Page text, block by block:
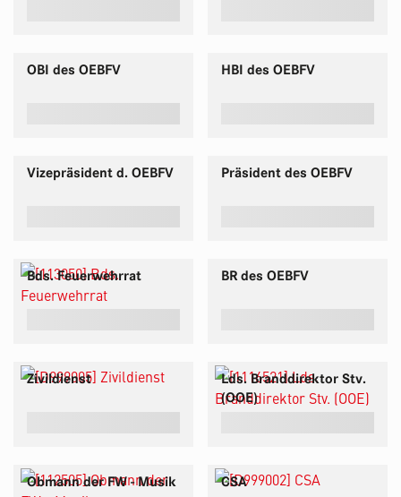
OBI des OEBFV HBI des OEBFV
Vizepräsident d. OEBFV Präsident des OEBFV
Bds. Feuerwehrrat BR des OEBFV
Zivildienst
Lds. Branddirektor Stv.
(OOE)
Obmann der FW - Musik CSA